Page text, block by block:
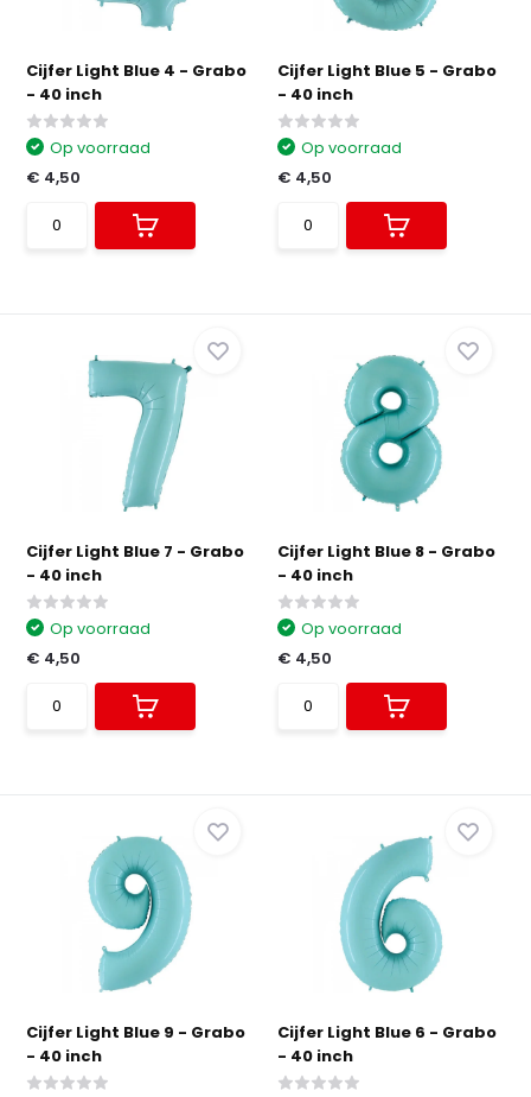
Cijfer Light Blue 4 - Grabo
- 40 inch
Op voorraad
€ 4,50
Cijfer Light Blue 5 - Grabo
- 40 inch
Op voorraad
€ 4,50
Cijfer Light Blue 7 - Grabo
- 40 inch
Op voorraad
€ 4,50
Cijfer Light Blue 8 - Grabo
- 40 inch
Op voorraad
€ 4,50
Cijfer Light Blue 9 - Grabo
- 40 inch
Cijfer Light Blue 6 - Grabo
- 40 inch